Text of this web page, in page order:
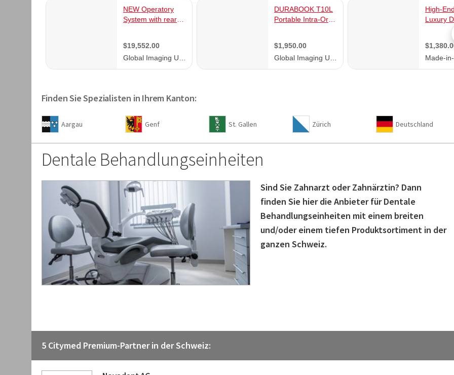
Finden Sie Spezialisten in Ihrem Kanton:
Aargau Genf St. Gallen Zürich Deutschland
Dentale Behandlungseinheiten
Sind Sie Zahnarzt oder Zahnärztin? Dann
finden Sie hier die Anbieter für Dentale
Behandlungseinheiten mit einem breiten
und/oder einem tiefen Produktsortiment in der
ganzen Schweiz.
5 Citymed Premium-Partner in der Schweiz: